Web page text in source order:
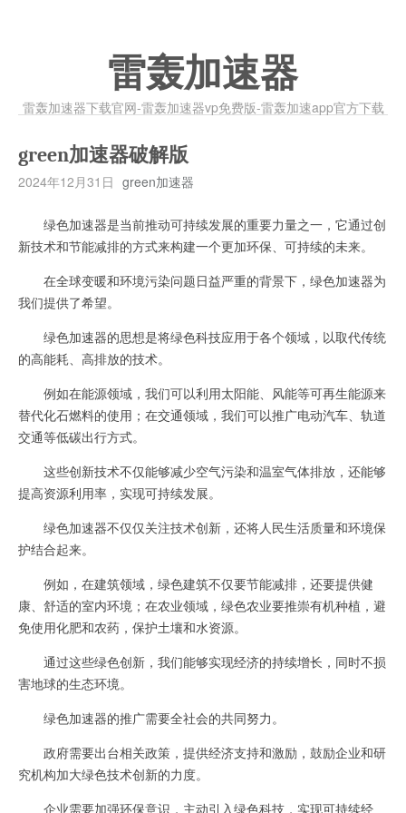
雷轰加速器
雷轰加速器下载官网-雷轰加速器vp免费版-雷轰加速app官方下载
green加速器破解版
2024年12月31日 green加速器
绿色加速器是当前推动可持续发展的重要力量之一，它通过创
新技术和节能减排的方式来构建一个更加环保、可持续的未来。
在全球变暖和环境污染问题日益严重的背景下，绿色加速器为
我们提供了希望。
绿色加速器的思想是将绿色科技应用于各个领域，以取代传统
的高能耗、高排放的技术。
例如在能源领域，我们可以利用太阳能、风能等可再生能源来
替代化石燃料的使用；在交通领域，我们可以推广电动汽车、轨道
交通等低碳出行方式。
这些创新技术不仅能够减少空气污染和温室气体排放，还能够
提高资源利用率，实现可持续发展。
绿色加速器不仅仅关注技术创新，还将人民生活质量和环境保
护结合起来。
例如，在建筑领域，绿色建筑不仅要节能减排，还要提供健
康、舒适的室内环境；在农业领域，绿色农业要推崇有机种植，避
免使用化肥和农药，保护土壤和水资源。
通过这些绿色创新，我们能够实现经济的持续增长，同时不损
害地球的生态环境。
绿色加速器的推广需要全社会的共同努力。
政府需要出台相关政策，提供经济支持和激励，鼓励企业和研
究机构加大绿色技术创新的力度。
企业需要加强环保意识，主动引入绿色科技，实现可持续经